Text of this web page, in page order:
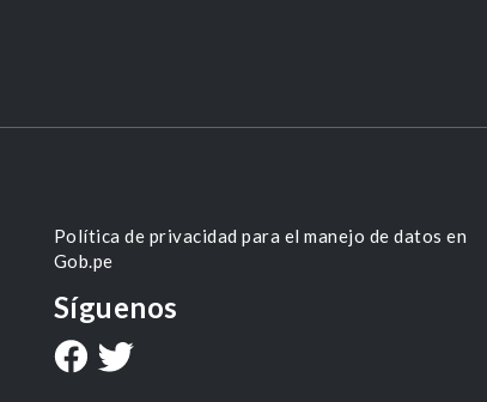
Política de privacidad para el manejo de datos en
Gob.pe
Síguenos